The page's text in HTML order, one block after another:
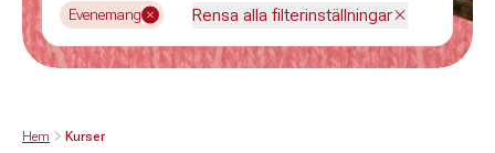
Evenemang Rensa alla filterinställningar
Hem Kurser